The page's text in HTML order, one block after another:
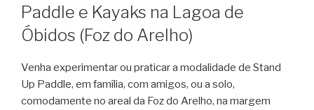
Paddle e Kayaks na Lagoa de
Óbidos (Foz do Arelho)
Venha experimentar ou praticar a modalidade de Stand
Up Paddle, em família, com amigos, ou a solo,
comodamente no areal da Foz do Arelho, na margem